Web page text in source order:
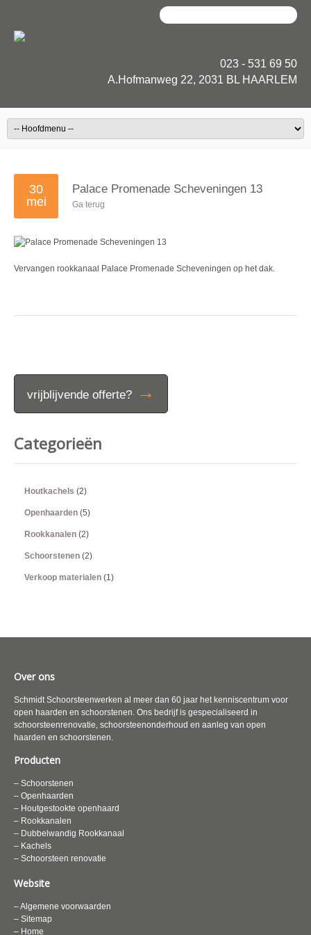
023 - 531 69 50
A.Hofmanweg 22, 2031 BL HAARLEM
Palace Promenade Scheveningen 13
30
mei
Ga terug
Vervangen rookkanaal Palace Promenade Scheveningen op het dak.
vrijblijvende offerte? →
Categorieën
Houtkachels (2)
Openhaarden (5)
Rookkanalen (2)
Schoorstenen (2)
Verkoop materialen (1)
Over ons
Schmidt Schoorsteenwerken al meer dan 60 jaar het kenniscentrum voor
open haarden en schoorstenen. Ons bedrijf is gespecialiseerd in
schoorsteenrenovatie, schoorsteenonderhoud en aanleg van open
haarden en schoorstenen.
Producten
– Schoorstenen
– Openhaarden
– Houtgestookte openhaard
– Rookkanalen
– Dubbelwandig Rookkanaal
– Kachels
– Schoorsteen renovatie
Website
– Algemene voorwaarden
– Sitemap
– Home